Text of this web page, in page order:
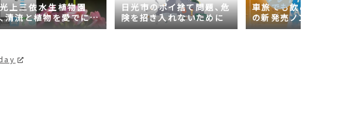
上三依水生植物園
清流と植物を愛でに
チ日光】
日光市のポイ捨て問題、危
険を招き入れないために
車旅でも飲める！オ
の新発売ノンアルコ
ール【AsahiZERO